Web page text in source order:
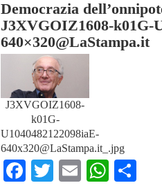
Democrazia
J3XVGOIZ1608-k01G-
640×320@LaStampa.it
J3XVGOIZ1608-
k01G-
U1040482122098iaE-
640x320@LaStampa.it_.jpg
Facebook
TwitterEmail